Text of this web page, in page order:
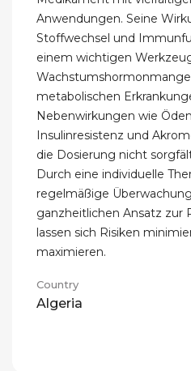
Anwendungen. Seine
Stoffwechsel und
einem wichtigen
metabolischen
Nebenwirkungen wie
Insulinresistenz und
die Dosierung nicht
Durch eine individuelle
regelmäßige
ganzheitlichen Ansatz zur
lassen sich Risiken
maximieren.
Country
Algeria